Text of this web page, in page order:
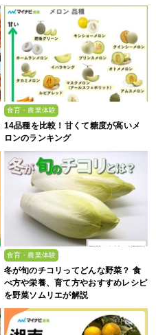
食育・農業体験
14品種を比較！甘くて糖度が高いメ
ロンのランキング
食育・農業体験
冬が旬のチコリってどんな野菜？ 食
べ方や栄養、育て方やおすすめレシピ
を野菜ソムリエが解説